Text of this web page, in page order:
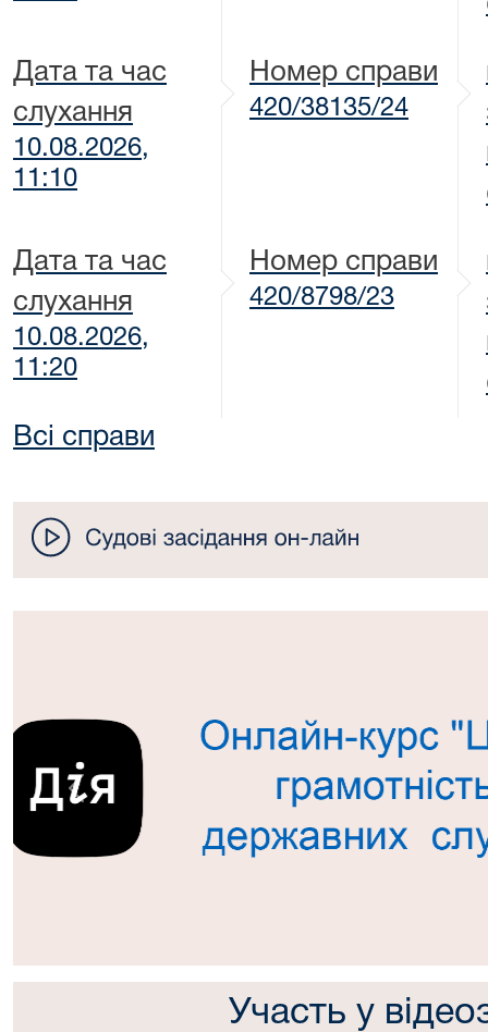
Дата та час
слухання
10.08.2026,
11:10
Номер справи
420/38135/24
Дата та час
слухання
10.08.2026,
11:20
Номер справи
420/8798/23
Всі справи
Попередній
Участь у